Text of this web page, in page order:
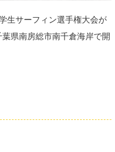
生サーフィン選手権大会が
県南房総市南千倉海岸で開